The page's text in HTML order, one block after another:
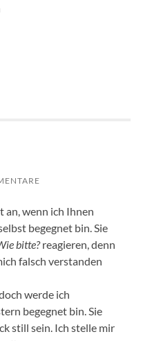
an, wenn ich Ihnen
begegnet bin. Sie
bitte?reagieren, denn
falsch verstanden
werde ich
begegnet bin. Sie
still sein. Ich stelle mir